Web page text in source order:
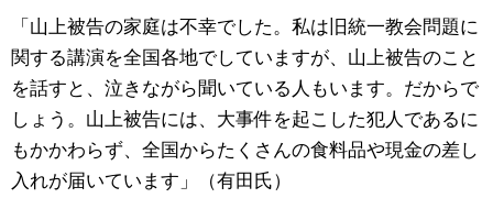
「山上被告の家庭は不幸でした。私は旧統一教会問題に
関する講演を全国各地でしていますが、山上被告のこと
を話すと、泣きながら聞いている人もいます。だからで
しょう。山上被告には、大事件を起こした犯人であるに
もかかわらず、全国からたくさんの食料品や現金の差し
入れが届いています」（有田氏）